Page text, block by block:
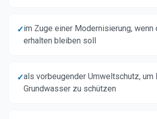
✓im Zuge einer Modernisierung, wenn
erhalten bleiben soll
✓als vorbeugender Umweltschutz, um
Grundwasser zu schützen